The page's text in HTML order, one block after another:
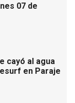
07 de
cayó al agua
en Paraje